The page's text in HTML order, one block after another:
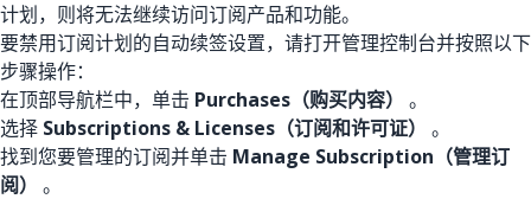
计划，则将无法继续访问订阅产品和功能。
要禁用订阅计划的自动续签设置，请打开管理控制台并按照以下
步骤操作：
在顶部导航栏中，单击 Purchases（购买内容）
。
选择 Subscriptions & Licenses（订阅和许可证）
。
找到您要管理的订阅并单击 Manage Subscription（管理订
阅）
。